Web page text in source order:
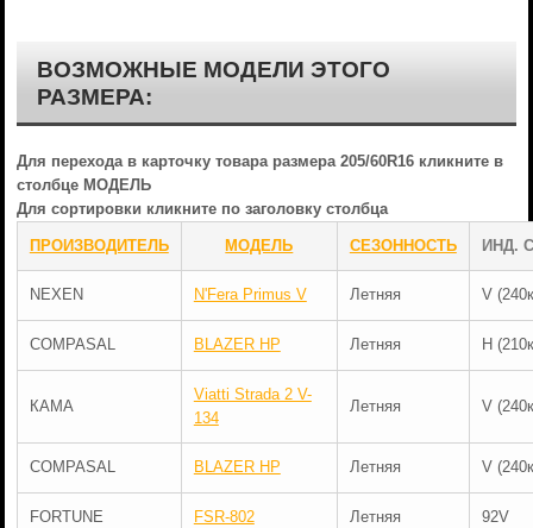
ВОЗМОЖНЫЕ МОДЕЛИ ЭТОГО
РАЗМЕРА:
Для перехода в карточку товара размера 205/60R16 кликните в
столбце МОДЕЛЬ
Для сортировки кликните по заголовку столбца
ПРОИЗВОДИТЕЛЬ МОДЕЛЬ СЕЗОННОСТЬ ИНД.
NEXEN N'Fera Primus V Летняя V
COMPASAL BLAZER HP Летняя H
КАМА
Viatti Strada 2 V-
134
Летняя V
COMPASAL BLAZER HP Летняя V
FORTUNE FSR-802 Летняя 92V